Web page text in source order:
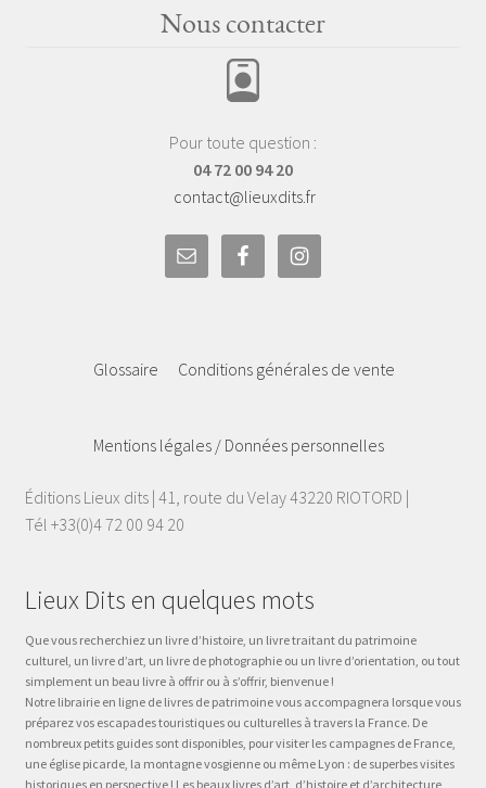
Nous contacter
Pour toute question :
04 72 00 94 20
contact@lieuxdits.fr
Glossaire Conditions générales de vente
Mentions légales / Données personnelles
Éditions Lieux dits | 41, route du Velay 43220 RIOTORD |
Tél +33(0)4 72 00 94 20
Lieux Dits en quelques mots
Que vous recherchiez un livre d’histoire, un livre traitant du patrimoine
culturel, un livre d’art, un livre de photographie ou un livre d’orientation, ou tout
simplement un beau livre à offrir ou à s’offrir, bienvenue !
Notre librairie en ligne de livres de patrimoine vous accompagnera lorsque vous
préparez vos escapades touristiques ou culturelles à travers la France. De
nombreux petits guides sont disponibles, pour visiter les campagnes de France,
une église picarde, la montagne vosgienne ou même Lyon : de superbes visites
historiques en perspective ! Les beaux livres d’art, d’histoire et d’architecture